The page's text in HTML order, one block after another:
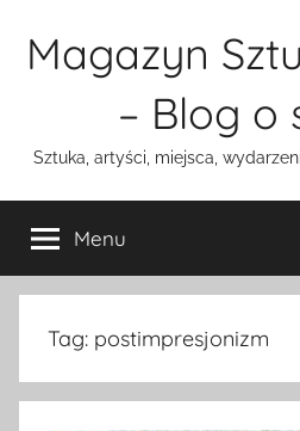
Magazyn
– Blog o
Sztuka, artyści, miejsca,
Menu
Tag: postimpresjonizm